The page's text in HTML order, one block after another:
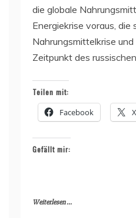
die globale
Energiekrise voraus,
Nahrungsmittelkrise
Zeitpunkt des russischen
Teilen mit:
Facebook X
Gefällt mir:
Weiterlesen ...